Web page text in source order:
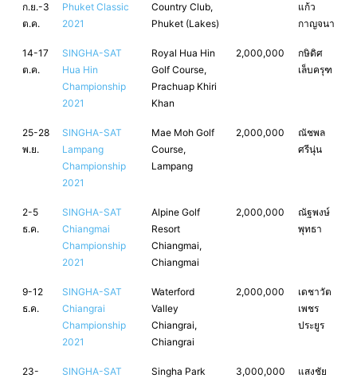
ก.ย.-3
ต.ค.
Phuket Classic
2021
Country Club,
Phuket (Lakes)
แก้ว
กาญจนา
14-17
ต.ค.
SINGHA-SAT
Hua Hin
Championship
2021
Royal Hua Hin
Golf Course,
Prachuap Khiri
Khan
2,000,000
กษิดิศ
เล็บครุฑ
25-28
พ.ย.
SINGHA-SAT
Lampang
Championship
2021
Mae Moh Golf
Course,
Lampang
2,000,000
ณัชพล
ศรีนุ่น
2-5
ธ.ค.
SINGHA-SAT
Chiangmai
Championship
2021
Alpine Golf
Resort
Chiangmai,
Chiangmai
2,000,000
ณัฐพงษ์
พุทธา
9-12
ธ.ค.
SINGHA-SAT
Chiangrai
Championship
2021
Waterford
Valley
Chiangrai,
Chiangrai
2,000,000
เดชาวัต
เพชร
ประยูร
23-
SINGHA-SAT
Singha Park
3,000,000
แสงชัย